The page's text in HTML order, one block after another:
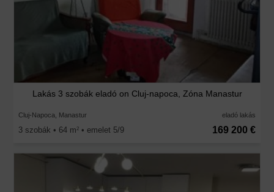
Lakás 3 szobák eladó on Cluj-napoca, Zóna Manastur
Cluj-Napoca, Manastur eladó lakás
3 szobák • 64 m2 • emelet 5/9 169 200 €